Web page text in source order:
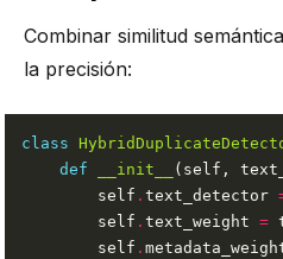
Combinar similitud
la precisión:
class
def
__init__ (self,
        self
.text_detector
        self
.text_weight =
        self
.